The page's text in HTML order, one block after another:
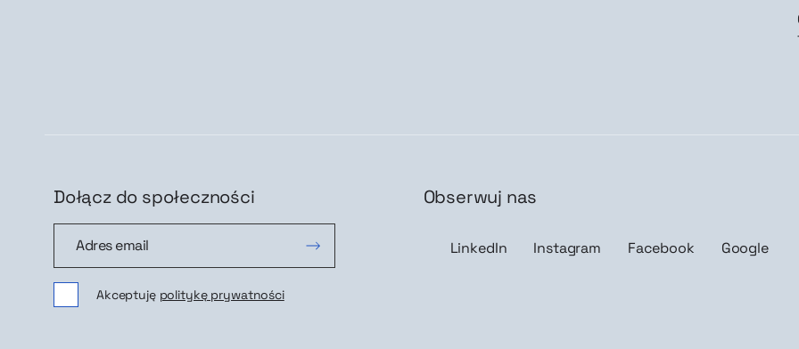
Dołącz do społeczności
Zapisz mnie
Akceptuję politykę prywatności
Obserwuj nas
LinkedIn Instagram Facebook Google